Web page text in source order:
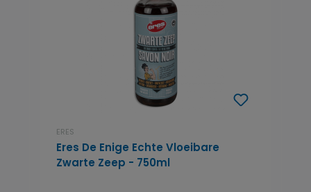
ERES
Eres De Enige Echte Vloeibare
Zwarte Zeep - 750ml